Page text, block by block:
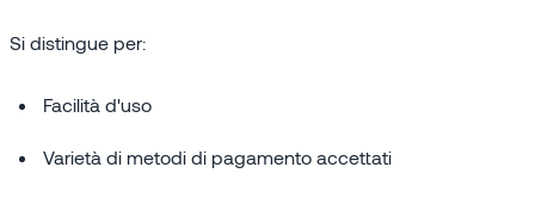
Si distingue per:
Facilità d'uso
Varietà di metodi di pagamento accettati